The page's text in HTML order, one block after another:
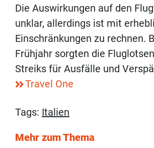
Die Auswirkungen auf den
unklar, allerdings ist mit
Einschränkungen zu rechnen.
Frühjahr sorgten die
Streiks für Ausfälle und
Travel One
Tags: Italien
Mehr zum Thema